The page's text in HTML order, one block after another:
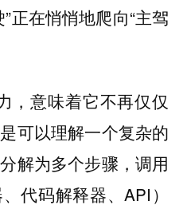
正在悄悄地爬向“主驾
，意味着它不再仅仅
可以理解一个复杂的
解为多个步骤，调用
代码解释器、API）